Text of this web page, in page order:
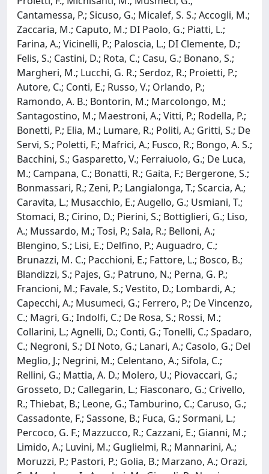
Cantamessa, P.; Sicuso, G.; Micalef, S. S.; Accogli, M.;
Zaccaria, M.; Caputo, M.; DI Paolo, G.; Piatti, L.;
Farina, A.; Vicinelli, P.; Paloscia, L.; DI Clemente, D.;
Felis, S.; Castini, D.; Rota, C.; Casu, G.; Bonano, S.;
Margheri, M.; Lucchi, G. R.; Serdoz, R.; Proietti, P.;
Autore, C.; Conti, E.; Russo, V.; Orlando, P.;
Ramondo, A. B.; Bontorin, M.; Marcolongo, M.;
Santagostino, M.; Maestroni, A.; Vitti, P.; Rodella, P.;
Bonetti, P.; Elia, M.; Lumare, R.; Politi, A.; Gritti, S.; De
Servi, S.; Poletti, F.; Mafrici, A.; Fusco, R.; Bongo, A. S.;
Bacchini, S.; Gasparetto, V.; Ferraiuolo, G.; De Luca,
M.; Campana, C.; Bonatti, R.; Gaita, F.; Bergerone, S.;
Bonmassari, R.; Zeni, P.; Langialonga, T.; Scarcia, A.;
Caravita, L.; Musacchio, E.; Augello, G.; Usmiani, T.;
Stomaci, B.; Cirino, D.; Pierini, S.; Bottiglieri, G.; Liso,
A.; Mussardo, M.; Tosi, P.; Sala, R.; Belloni, A.;
Blengino, S.; Lisi, E.; Delfino, P.; Auguadro, C.;
Brunazzi, M. C.; Pacchioni, E.; Fattore, L.; Bosco, B.;
Blandizzi, S.; Pajes, G.; Patruno, N.; Perna, G. P.;
Francioni, M.; Favale, S.; Vestito, D.; Lombardi, A.;
Capecchi, A.; Musumeci, G.; Ferrero, P.; De Vincenzo,
C.; Magri, G.; Indolfi, C.; De Rosa, S.; Rossi, M.;
Collarini, L.; Agnelli, D.; Conti, G.; Tonelli, C.; Spadaro,
C.; Negroni, S.; DI Noto, G.; Lanari, A.; Casolo, G.; Del
Meglio, J.; Negrini, M.; Celentano, A.; Sifola, C.;
Rellini, G.; Mattia, A. D.; Molero, U.; Piovaccari, G.;
Grosseto, D.; Callegarin, L.; Fiasconaro, G.; Crivello,
R.; Thiebat, B.; Leone, G.; Tamburino, C.; Caruso, G.;
Cassadonte, F.; Sassone, B.; Fuca, G.; Sormani, L.;
Percoco, G. F.; Mazzucco, R.; Cazzani, E.; Gianni, M.;
Limido, A.; Luvini, M.; Guglielmi, R.; Mannarini, A.;
Moruzzi, P.; Pastori, P.; Golia, B.; Marzano, A.; Orazi,